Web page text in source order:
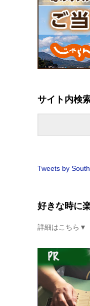
サイト内検
Tweets by
好きな時に
詳細はこちら▼